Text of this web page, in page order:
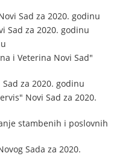
Sad za 2020. godinu
Sad za 2020. godinu
i Veterina Novi Sad"
za 2020. godinu
Novi Sad za 2020.
stambenih i poslovnih
Sada za 2020.